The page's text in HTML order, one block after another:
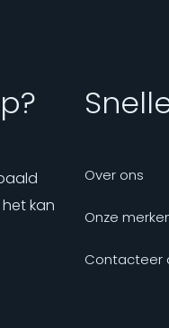
kan
Over ons
Onze
Contacteer